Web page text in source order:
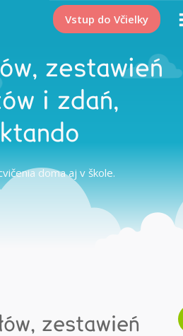
Vstup do Včielky
zestawień
i zdań,
doma aj v škole.
zestawień